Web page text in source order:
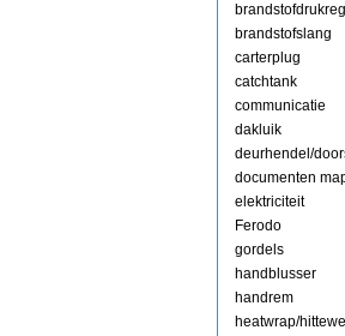
brandstofslang
carterplug
catchtank
communicatie
dakluik
deurhendel/
documenten
elektriciteit
Ferodo
gordels
handblusser
handrem
heatwrap/